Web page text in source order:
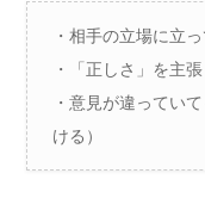
・相手の立場に立
・「正しさ」を主
・意見が違ってい
ける）